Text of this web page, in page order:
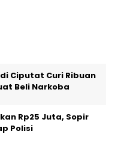
Ciputat Curi Ribuan
Beli Narkoba
Rp25 Juta, Sopir
Polisi